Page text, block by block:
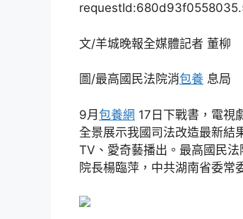
文/羊城晚報全媒體記者 董柳
圖/最高國民法院消包養 息局
9月 包養網 17日下戰書，電視
全景展示我國司法改造最新結
TV、愛奇藝播出。最高國民法
院長楊臨萍，中共湖南省委常